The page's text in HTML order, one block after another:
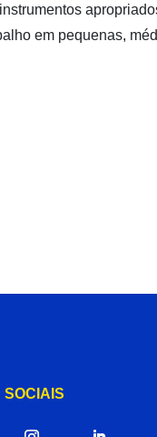
em pequenas,
SOCIAIS